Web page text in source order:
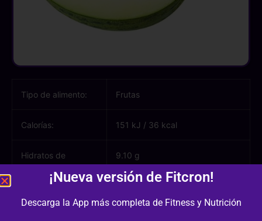
Tipo de alimento: Frutas
Calorías: 151 kJ / 36 kcal
Hidratos de
carbono:
9.10 g
Azúcares: 8.10 g
¡Nueva versión de Fitcron!
Descarga la App más completa de Fitness y Nutrición